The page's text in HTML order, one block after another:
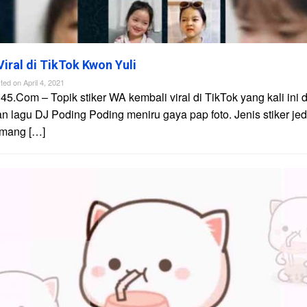
di TikTok Kwon Yuli
onApril 4, 2021
– Topik stiker WA kembali viral di TikTok yang kali ini
lagu DJ Poding Poding meniru gaya pap foto. Jenis stiker
[…]